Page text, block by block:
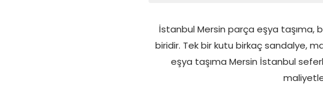
İstanbul Mersin parça eşya taşıma,
biridir. Tek bir kutu birkaç sandalye,
eşya taşıma Mersin İstanbul